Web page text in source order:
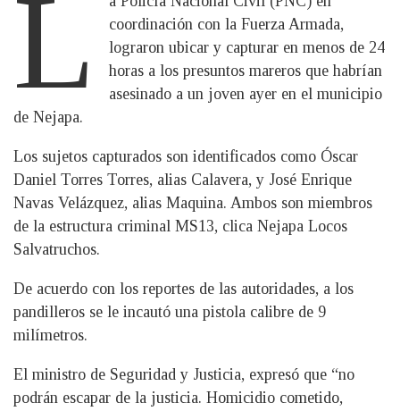
L
coordinación con la Fuerza Armada,
lograron ubicar y capturar en menos de 24
horas a los presuntos mareros que habrían
asesinado a un joven ayer en el municipio
de Nejapa.
Los sujetos capturados son identificados como Óscar
Daniel Torres Torres, alias Calavera, y José Enrique
Navas Velázquez, alias Maquina. Ambos son miembros
de la estructura criminal MS13, clica Nejapa Locos
Salvatruchos.
De acuerdo con los reportes de las autoridades, a los
pandilleros se le incautó una pistola calibre de 9
milímetros.
El ministro de Seguridad y Justicia, expresó que “no
podrán escapar de la justicia. Homicidio cometido,